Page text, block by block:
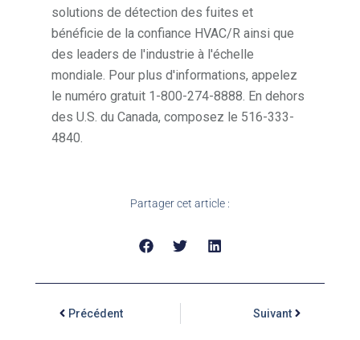
solutions de détection des fuites et
bénéficie de la confiance HVAC/R ainsi que
des leaders de l'industrie à l'échelle
mondiale. Pour plus d'informations, appelez
le numéro gratuit 1-800-274-8888. En dehors
des U.S. du Canada, composez le 516-333-
4840.
Partager cet article :
Précédent Suivant